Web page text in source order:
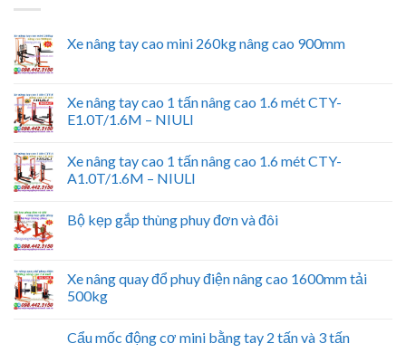
Xe nâng tay cao mini 260kg nâng cao 900mm
Xe nâng tay cao 1 tấn nâng cao 1.6 mét CTY-
E1.0T/1.6M – NIULI
Xe nâng tay cao 1 tấn nâng cao 1.6 mét CTY-
A1.0T/1.6M – NIULI
Bộ kẹp gắp thùng phuy đơn và đôi
Xe nâng quay đổ phuy điện nâng cao 1600mm tải
500kg
Cẩu mốc động cơ mini bằng tay 2 tấn và 3 tấn